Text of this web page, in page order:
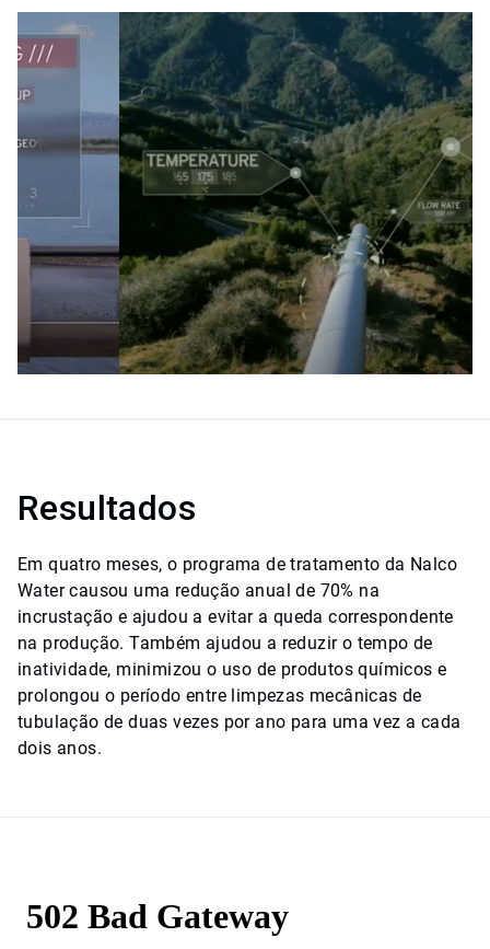
Resultados
Em quatro meses, o programa de tratamento da Nalco
Water causou uma redução anual de 70% na
incrustação e ajudou a evitar a queda correspondente
na produção. Também ajudou a reduzir o tempo de
inatividade, minimizou o uso de produtos químicos e
prolongou o período entre limpezas mecânicas de
tubulação de duas vezes por ano para uma vez a cada
dois anos.